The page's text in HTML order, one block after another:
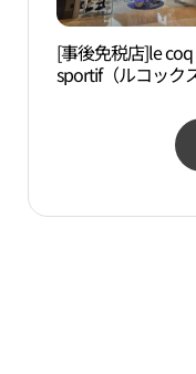
[事後免税店]le coq
sportif（ルコック
ルドハナム（河
(르꼬끄스포르티